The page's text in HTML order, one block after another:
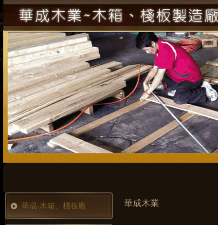
華成-木箱、棧板廠 華成木業